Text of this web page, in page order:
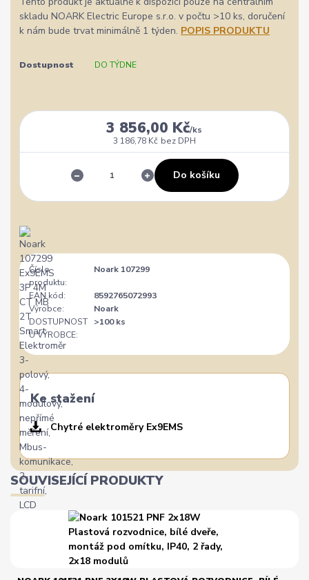
skladu NOARK Electric Europe s.r.o. v počtu >10 ks, doručení
k nám bude trvat minimálně 1 týden. POPIS PRODUKTU
Dostupnost DO TÝDNE
3 856,00 Kč/ks
3 186,78 Kč bez DPH
Do košíku
Číslo
produktu:
Noark 107299
EAN kód:
8592765072993
Výrobce:
Noark
DOSTUPNOST
U VÝROBCE:
>100 ks
Ke stažení
Chytré elektroměry Ex9EMS
SOUVISEJÍCÍ PRODUKTY